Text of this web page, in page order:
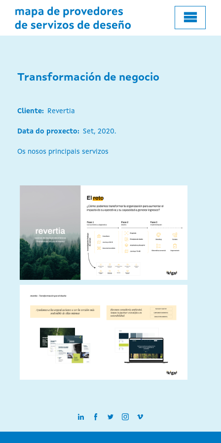
contido
Transformación de negocio
Cliente Revertia
Data do proxecto Set, 2020.
Os nosos principais servizos